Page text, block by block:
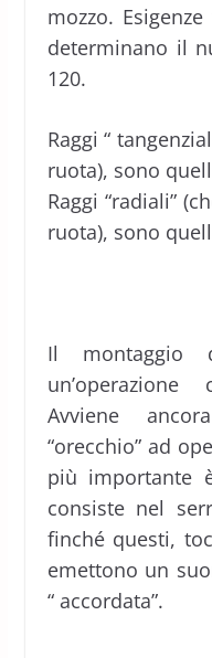
mozzo.
determinano il
120.
Raggi “
ruota), sono
Raggi “radiali”
ruota), sono
Il
Avviene
“orecchio” ad
più importante
consiste nel
finché questi,
emettono un
“ accordata”.